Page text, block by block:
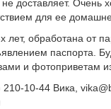
не доставляет. Очень
для ее
лет, обработана от
паспорта.
и фотоприветам
210-10-44 Вика,